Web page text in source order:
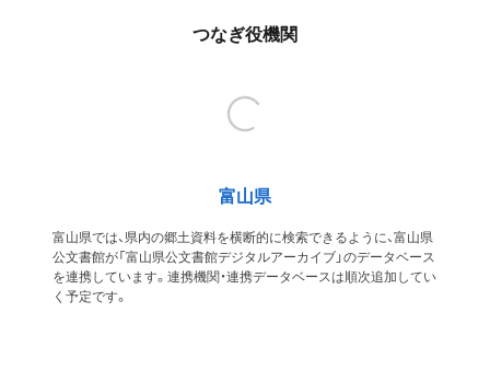
つなぎ役機関
富山県
富山県では、県内の郷土資料を横断的に検索できるように、富山県
公文書館が「富山県公文書館デジタルアーカイブ」のデータベース
を連携しています。連携機関・連携データベースは順次追加してい
く予定です。